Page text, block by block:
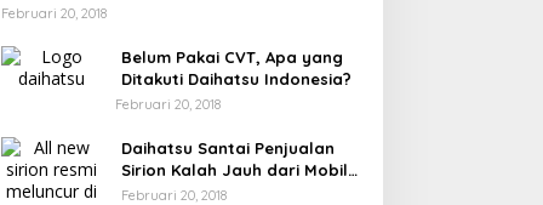
Februari 20, 2018
Belum Pakai CVT, Apa yang
Ditakuti Daihatsu Indonesia?
Februari 20, 2018
Daihatsu Santai Penjualan
Sirion Kalah Jauh dari Mobil
LCGC
Februari 20, 2018